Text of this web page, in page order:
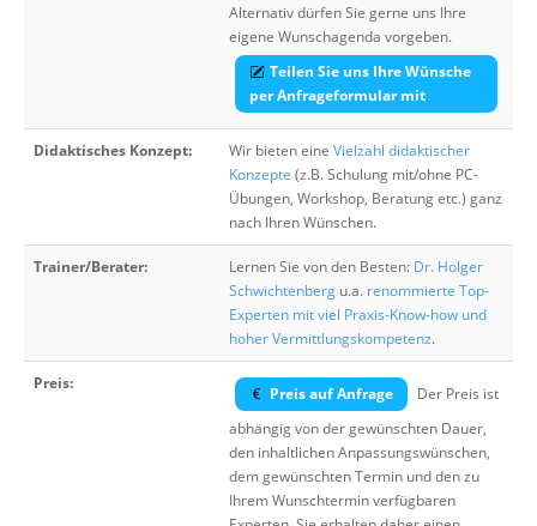
Alternativ dürfen Sie gerne uns Ihre
eigene Wunschagenda vorgeben.
Teilen Sie uns Ihre Wünsche
per Anfrageformular mit
Didaktisches Konzept: Wir bieten eine Vielzahl didaktischer
Konzepte (z.B. Schulung mit/ohne PC-
Übungen, Workshop, Beratung etc.) ganz
nach Ihren Wünschen.
Trainer/Berater: Lernen Sie von den Besten: Dr. Holger
Schwichtenberg u.a. renommierte Top-
Experten mit viel Praxis-Know-how und
hoher Vermittlungskompetenz.
Preis:
Preis auf Anfrage
Der Preis ist
abhängig von der gewünschten Dauer,
den inhaltlichen Anpassungswünschen,
dem gewünschten Termin und den zu
Ihrem Wunschtermin verfügbaren